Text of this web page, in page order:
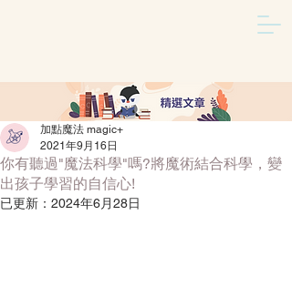
/
文章
你有聽過"魔法科學"嗎?將魔術結合科學，變
出孩子學習的自信心!
加點魔法 magic+
2021年9月16日
已更新： 2024年6月28日